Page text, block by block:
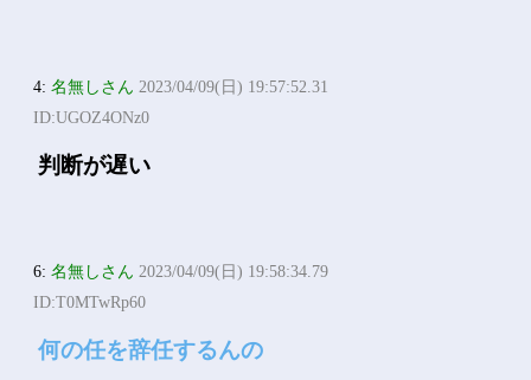
4:名無しさん 2023/04/09(日) 19:57:52.31
ID:UGOZ4ONz0
判断が遅い
6:名無しさん 2023/04/09(日) 19:58:34.79
ID:T0MTwRp60
何の任を辞任するんの